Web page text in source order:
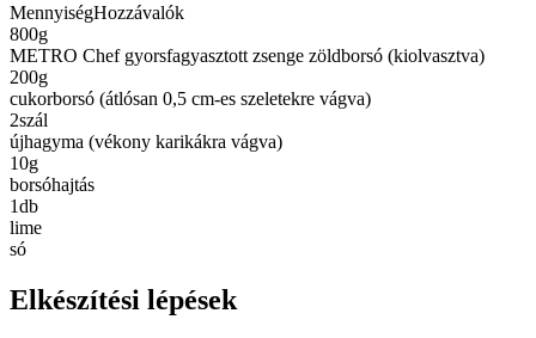
MennyiségHozzávalók
800g
METRO Chef gyorsfagyasztott zsenge zöldborsó (kiolvasztva)
200g
cukorborsó (átlósan 0,5 cm-es szeletekre vágva)
2szál
újhagyma (vékony karikákra vágva)
10g
borsóhajtás
1db
lime
só
Elkészítési lépések